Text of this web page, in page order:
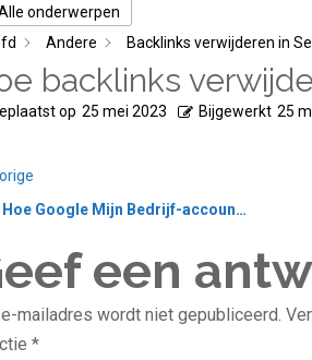
onderwerpen
Andere Backlinks verwijderen in
backlinks
op 25 mei 2023 Bijgewerkt 25
Hoe Google Mijn Bedrijf-account verwijderen
een
mailadres wordt niet gepubliceerd.
*